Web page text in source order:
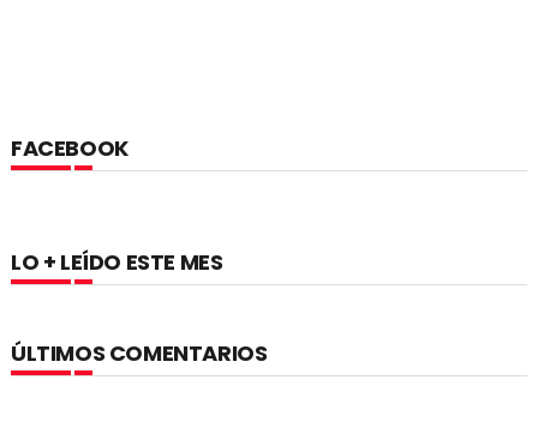
FACEBOOK
LO + LEÍDO ESTE MES
ÚLTIMOS COMENTARIOS